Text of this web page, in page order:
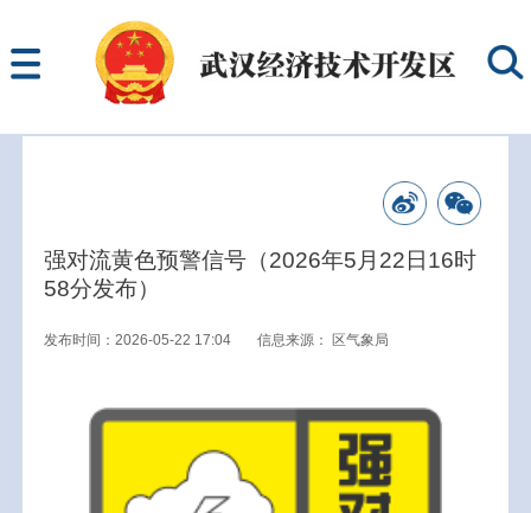
强对流黄色预警信号（2026年5月22日16时
58分发布）
发布时间：2026-05-22 17:04 信息来源： 区气象局